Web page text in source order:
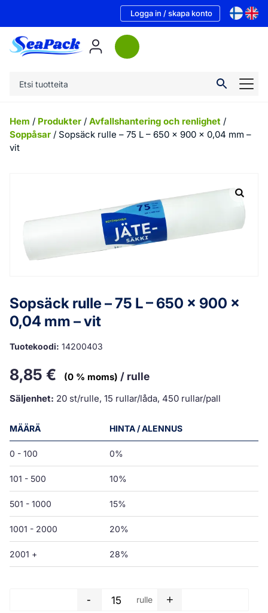
Logga in / skapa konto
Hem / Produkter / Avfallshantering och renlighet /
Soppåsar / Sopsäck rulle – 75 L – 650 x 900 x 0,04 mm –
vit
Sopsäck rulle – 75 L – 650 x 900 x
0,04 mm – vit
Tuotekoodi: 14200403
8,85 € (0 % moms) / rulle
Säljenhet: 20 st/rulle, 15 rullar/låda, 450 rullar/pall
MÄÄRÄ HINTA / ALENNUS
0 - 100 0%
101 - 500 10%
501 - 1000 15%
1001 - 2000 20%
2001 + 28%
Sopsäck rulle - 75 L - 650 x
- rulle +